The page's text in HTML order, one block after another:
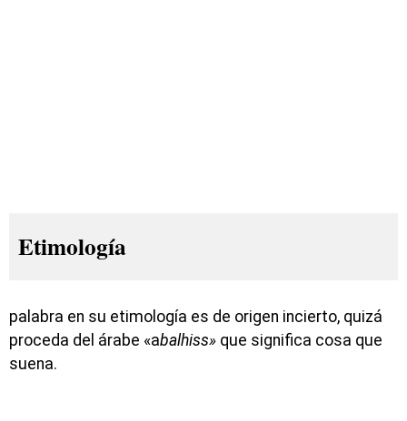
Etimología
palabra en su etimología es de origen incierto, quizá
proceda del árabe «abalhiss» que significa cosa que
suena.